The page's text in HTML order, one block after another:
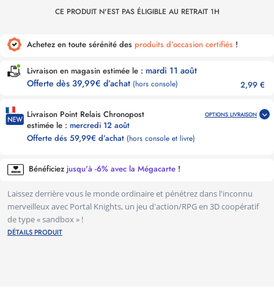
CE PRODUIT N'EST PAS ÉLIGIBLE AU RETRAIT 1H
Achetez en toute sérénité des produits d’occasion certifiés !
Livraison en magasin estimée le : mardi 11 août
Offerte dès 39,99€ d’achat (hors console) 2,99 €
Livraison Point Relais Chronopost
estimée le : mercredi 12 août
Offerte dés 59,99€ d’achat (hors console et livre)
OPTIONS LIVRAISON
Bénéficiez jusqu'à -6% avec la Mégacarte !
Laissez derrière vous le monde ordinaire et pénétrez dans l'inconnu
merveilleux avec Portal Knights, un jeu d'action/RPG en 3D coopératif
de type « sandbox » !
DÉTAILS PRODUIT